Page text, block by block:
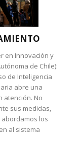
en Innovación y
de Chile):
de Inteligencia
abre una
atención. No
sus medidas,
los
al sistema